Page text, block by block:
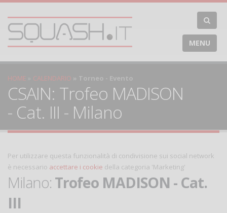
MENU
HOME CALENDARIO Torneo - Evento
CSAIN: Trofeo MADISON
- Cat. III - Milano
Per utilizzare questa funzionalità di condivisione sui social network
è necessario accettare i cookie della categoria 'Marketing'
Milano: Trofeo MADISON - Cat.
III